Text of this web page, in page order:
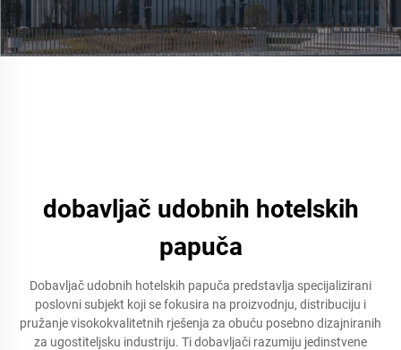
dobavljač udobnih hotelskih
papuča
Dobavljač udobnih hotelskih papuča predstavlja specijalizirani
poslovni subjekt koji se fokusira na proizvodnju, distribuciju i
pružanje visokokvalitetnih rješenja za obuću posebno dizajniranih
za ugostiteljsku industriju. Ti dobavljači razumiju jedinstvene